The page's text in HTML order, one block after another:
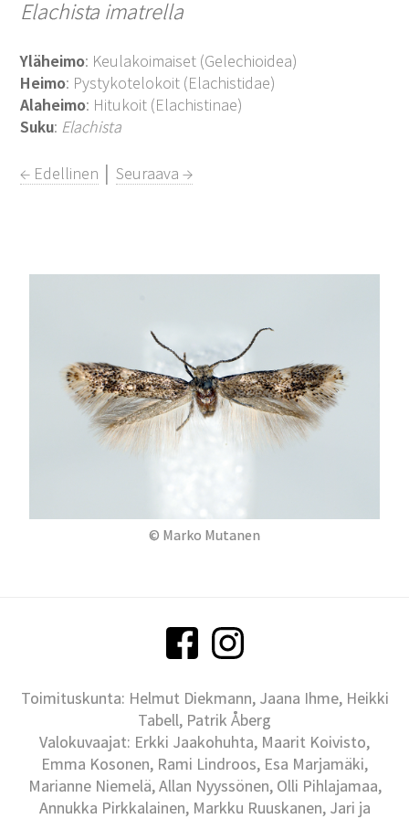
Elachista imatrella
Yläheimo: Keulakoimaiset (Gelechioidea)
Heimo: Pystykotelokoit (Elachistidae)
Alaheimo: Hitukoit (Elachistinae)
Suku: Elachista
← Edellinen │Seuraava →
© Marko Mutanen
Toimituskunta: Helmut Diekmann, Jaana Ihme, Heikki
Tabell, Patrik Åberg
Valokuvaajat: Erkki Jaakohuhta, Maarit Koivisto,
Emma Kosonen, Rami Lindroos, Esa Marjamäki,
Marianne Niemelä, Allan Nyyssönen, Olli Pihlajamaa,
Annukka Pirkkalainen, Markku Ruuskanen, Jari ja